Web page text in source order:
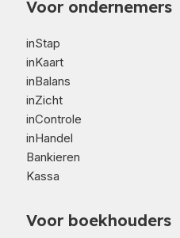
Voor ondernemers
inStap
inKaart
inBalans
inZicht
inControle
inHandel
Bankieren
Kassa
Voor boekhouders